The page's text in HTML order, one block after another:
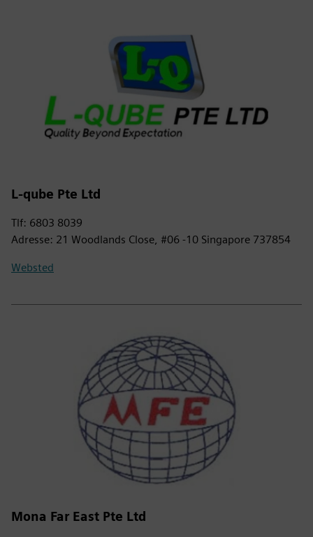
L-qube Pte Ltd
Tlf: 6803 8039
Adresse: 21 Woodlands Close, #06 -10 Singapore 737854
Websted
Mona Far East Pte Ltd